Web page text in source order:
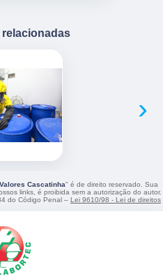
›
Cascatinha" é de direito reservado. Sua
links, é proibida sem a autorização do autor.
do Código Penal – Lei 9610/98 - Lei de direitos